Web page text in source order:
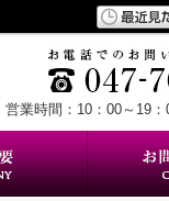
営業時間：10：00～19：